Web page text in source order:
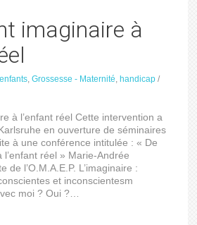
imaginaire à
,Grossesse - Maternité, handicap /
à l’enfant réel Cette intervention a
en ouverture de séminaires
à une conférence intitulée : « De
l’enfant réel » Marie-Andrée
de l’O.M.A.E.P. L’imaginaire :
et inconscientesm
moi ? Oui ?…